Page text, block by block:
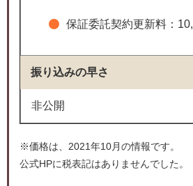
保証委託契約更新料：
振り込みの早さ
非公開
※価格は、2021年10月の情報です。
公式HPに税表記はありませんでした。